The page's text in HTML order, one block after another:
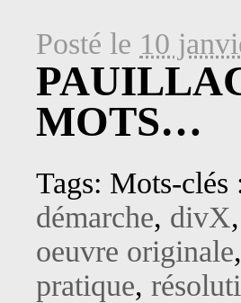
Posté le 10
MOTS…
Tags: Mots-clés
démarche, divX,
oeuvre originale,
pratique,